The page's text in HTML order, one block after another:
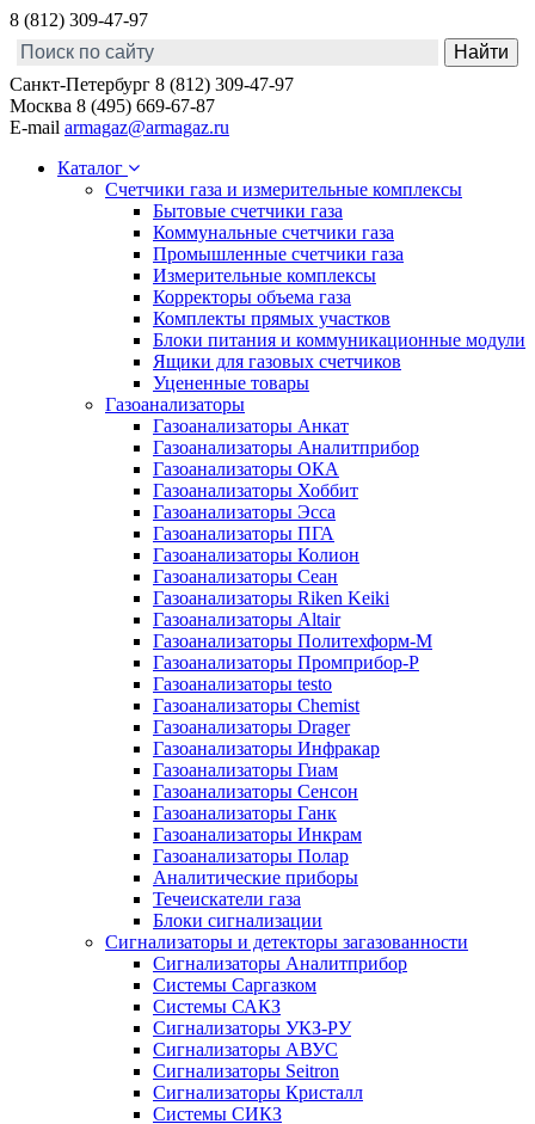
8 (812) 309-47-97
Санкт-Петербург 8 (812) 309-47-97
Москва 8 (495) 669-67-87
E-mail armagaz@armagaz.ru
Каталог
Счетчики газа и измерительные комплексы
Бытовые счетчики газа
Коммунальные счетчики газа
Промышленные счетчики газа
Измерительные комплексы
Корректоры объема газа
Комплекты прямых участков
Блоки питания и коммуникационные модули
Ящики для газовых счетчиков
Уцененные товары
Газоанализаторы
Газоанализаторы Анкат
Газоанализаторы Аналитприбор
Газоанализаторы ОКА
Газоанализаторы Хоббит
Газоанализаторы Эсса
Газоанализаторы ПГА
Газоанализаторы Колион
Газоанализаторы Сеан
Газоанализаторы Riken Keiki
Газоанализаторы Altair
Газоанализаторы Политехформ-М
Газоанализаторы Промприбор-Р
Газоанализаторы testo
Газоанализаторы Chemist
Газоанализаторы Drager
Газоанализаторы Инфракар
Газоанализаторы Гиам
Газоанализаторы Сенсон
Газоанализаторы Ганк
Газоанализаторы Инкрам
Газоанализаторы Полар
Аналитические приборы
Течеискатели газа
Блоки сигнализации
Сигнализаторы и детекторы загазованности
Сигнализаторы Аналитприбор
Системы Саргазком
Системы САКЗ
Сигнализаторы УКЗ-РУ
Сигнализаторы АВУС
Сигнализаторы Seitron
Сигнализаторы Кристалл
Системы СИКЗ